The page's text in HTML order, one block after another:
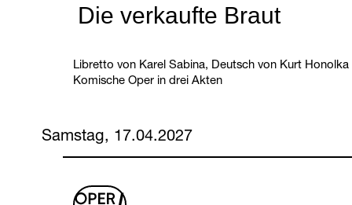
Die verkaufte Braut
Libretto von Karel Sabina, Deutsch von Kurt Honolka
Komische Oper in drei Akten
Samstag, 17.04.2027